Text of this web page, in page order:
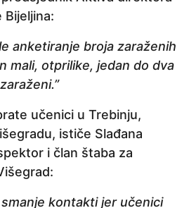
Bijeljina:
anketiranje broja zaraženih
mali, otprilike, jedan do dva
učenici u Trebinju,
ističe Slađana
i član štaba za
kontakti jer učenici